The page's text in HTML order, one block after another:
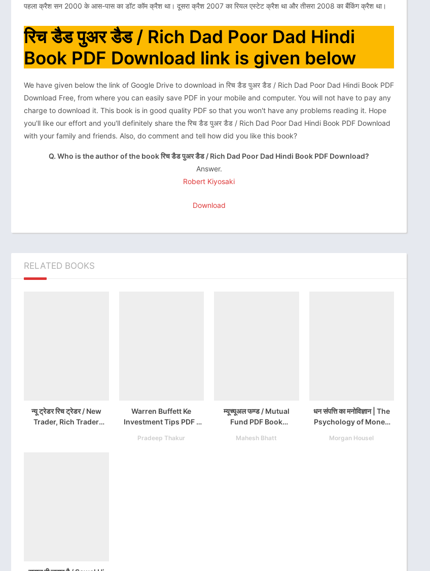
पहला क्रैश सन 2000 के आस-पास का डॉट कॉम क्रैश था। दूसरा क्रैश 2007 का रियल एस्टेट क्रैश था और तीसरा 2008 का बैंकिंग क्रैश था।
रिच डैड पुअर डैड / Rich Dad Poor Dad Hindi
Book PDF Download link is given below
We have given below the link of Google Drive to download in रिच डैड पुअर डैड / Rich Dad Poor Dad Hindi Book PDF
Download Free, from where you can easily save PDF in your mobile and computer. You will not have to pay any
charge to download it. This book is in good quality PDF so that you won't have any problems reading it. Hope
you'll like our effort and you'll definitely share the रिच डैड पुअर डैड / Rich Dad Poor Dad Hindi Book PDF Download
with your family and friends. Also, do comment and tell how did you like this book?
Q. Who is the author of the book रिच डैड पुअर डैड / Rich Dad Poor Dad Hindi Book PDF Download?
Answer.
Robert Kiyosaki
Download
RELATED BOOKS
न्यू ट्रेडर रिच ट्रेडर / New
Trader, Rich Trader
Warren Buffett Ke
Investment Tips PDF /
Investment Strategy
Pradeep Thakur
म्यूच्यूअल फण्ड / Mutual
Fund PDF Book
Mahesh Bhatt
धन संपत्ति का मनोविज्ञान | The
Psychology of Money
Morgan Housel